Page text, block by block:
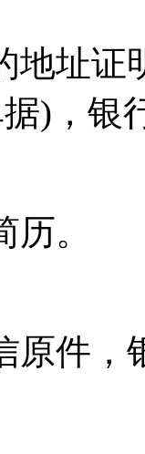
址证
)，银
。
件，